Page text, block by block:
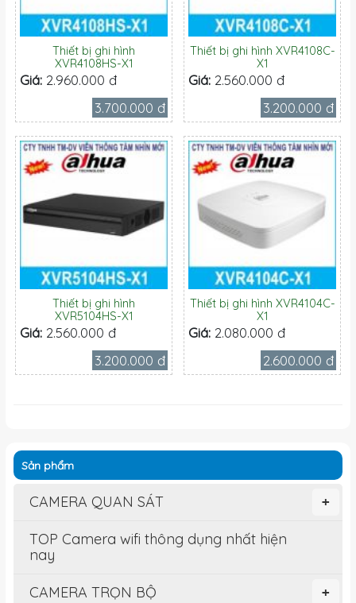
Thiết bị ghi hình
XVR4108HS-X1
Giá: 2.960.000 đ
3.700.000 đ
Thiết bị ghi hình XVR4108C-
X1
Giá: 2.560.000 đ
3.200.000 đ
Thiết bị ghi hình
XVR5104HS-X1
Giá: 2.560.000 đ
3.200.000 đ
Thiết bị ghi hình XVR4104C-
X1
Giá: 2.080.000 đ
2.600.000 đ
Sản phẩm
+
CAMERA QUAN SÁT
TOP Camera wifi thông dụng nhất hiện
nay
+
CAMERA TRỌN BỘ